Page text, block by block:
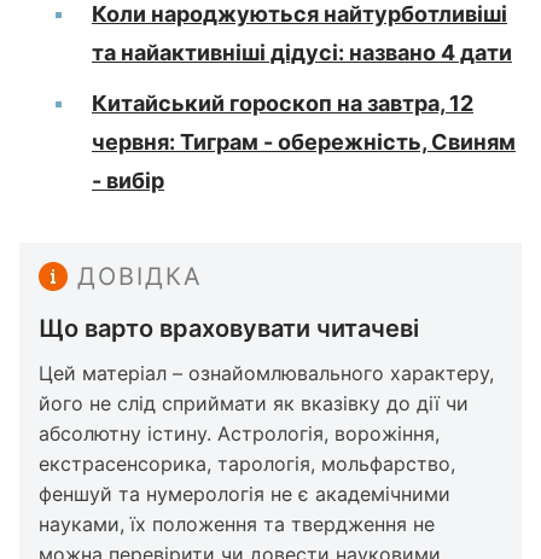
Коли народжуються найтурботливіші
та найактивніші дідусі: названо 4 дати
Китайський гороскоп на завтра, 12
червня: Тиграм - обережність, Свиням
- вибір
ДОВІДКА
Що варто враховувати читачеві
Цей матеріал – ознайомлювального характеру,
його не слід сприймати як вказівку до дії чи
абсолютну істину. Астрологія, ворожіння,
екстрасенсорика, тарологія, мольфарство,
феншуй та нумерологія не є академічними
науками, їх положення та твердження не
можна перевірити чи довести науковими